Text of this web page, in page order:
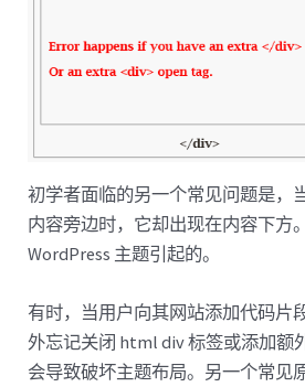
初学者面临的另一个常见问题是，
内容旁边时，它却出现在内容下方
WordPress 主题引起的。
有时，当用户向其网站添加代码片
外忘记关闭 html div 标签或添加额
会导致破坏主题布局。另一个常见